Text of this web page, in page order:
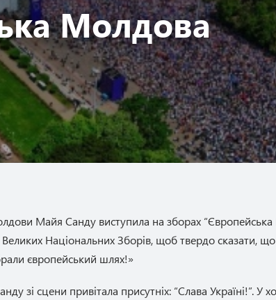
Молдова
Майя Санду виступила на зборах
Національних Зборів, щоб твердо сказати, що
європейський шлях!»
зі сцени привітала присутніх: “Слава Україні!”. У